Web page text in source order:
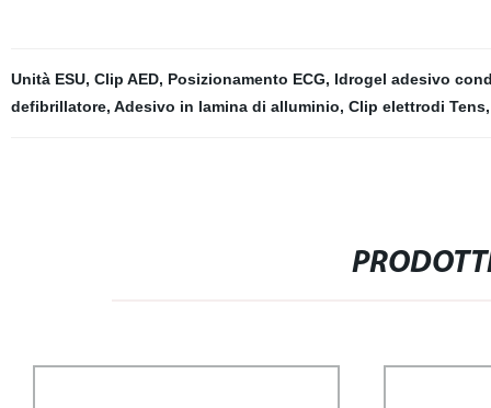
Unità ESU, Clip AED, Posizionamento ECG, Idrogel adesivo
defibrillatore, Adesivo in lamina di alluminio, Clip elettrodi Tens